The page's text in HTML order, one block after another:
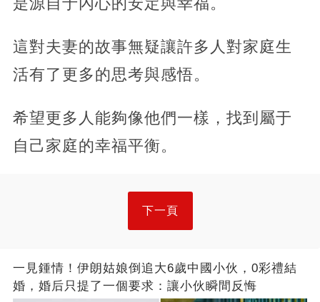
這對夫妻的故事無疑讓許多人對家庭生
活有了更多的思考與感悟。
希望更多人能夠像他們一樣，找到屬于
自己家庭的幸福平衡。
下一頁
一見鍾情！伊朗姑娘倒追大6歲中國小伙，0彩禮結
婚，婚后只提了一個要求：讓小伙瞬間反悔